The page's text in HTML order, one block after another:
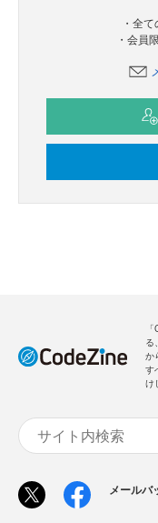
・全
・会員
る
か
す
け
メールバ